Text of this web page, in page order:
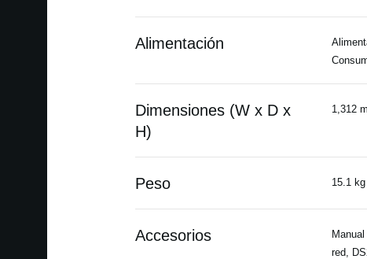
Alimentación
Dimensiones (W x D x
H)
1,312
Peso 15.1 kg
Accesorios
red,